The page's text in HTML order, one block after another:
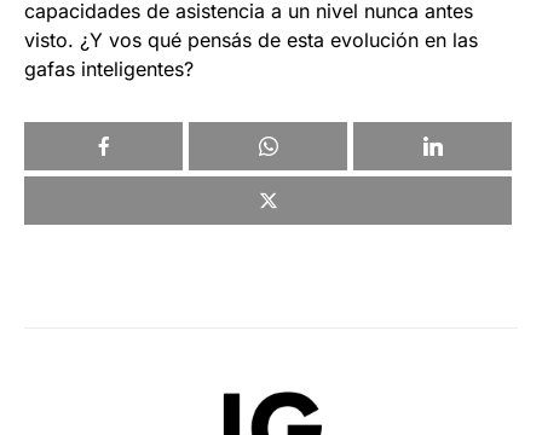
capacidades de asistencia a un nivel nunca antes
visto. ¿Y vos qué pensás de esta evolución en las
gafas inteligentes?